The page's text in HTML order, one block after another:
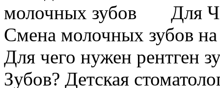
Для
Смена молочных зубов
Для чего нужен рентген
Зубов? Детская